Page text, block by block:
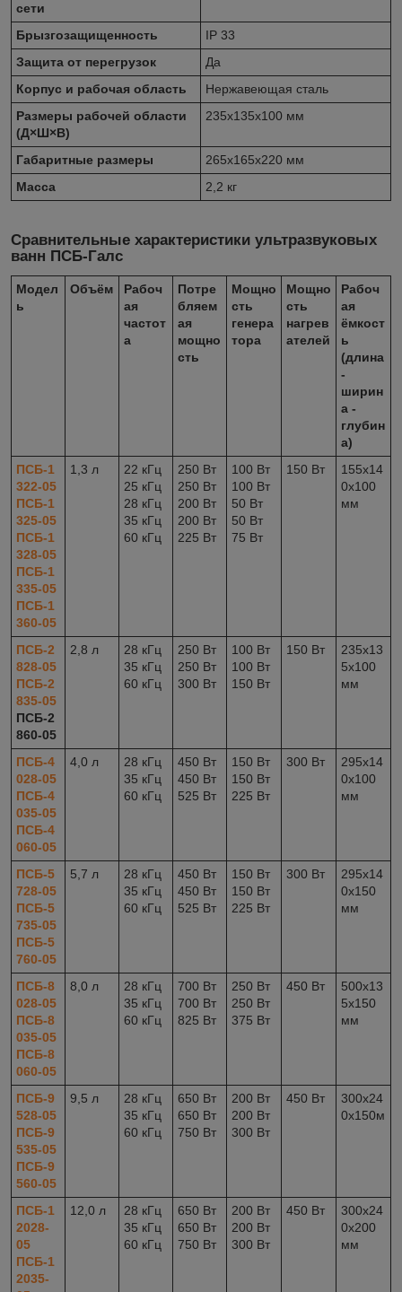
сети
Брызгозащищенность
IP 33
Защита от перегрузок
Да
Корпус и рабочая область
Нержавеющая сталь
Размеры рабочей области
(Д×Ш×В)
235x135x100 мм
Габаритные размеры
265x165x220 мм
Масса
2,2 кг
Сравнительные характеристики ультразвуковых
ванн ПСБ-Галс
Модел
ь
Объём
Рабоч
ая
частот
а
Потре
бляем
ая
мощно
сть
Мощно
сть
генера
тора
Мощно
сть
нагрев
ателей
Рабоч
ая
ёмкост
ь
(длина
-
ширин
а -
глубин
а)
ПСБ-1
322-05
ПСБ-1
325-05
ПСБ-1
328-05
ПСБ-1
335-05
ПСБ-1
360-05
1,3 л
22 кГц
25 кГц
28 кГц
35 кГц
60 кГц
250 Вт
250 Вт
200 Вт
200 Вт
225 Вт
100 Вт
100 Вт
50 Вт
50 Вт
75 Вт
150 Вт
155x14
0x100
мм
ПСБ-2
828-05
ПСБ-2
835-05
ПСБ-2
860-05
2,8 л
28 кГц
35 кГц
60 кГц
250 Вт
250 Вт
300 Вт
100 Вт
100 Вт
150 Вт
150 Вт
235x13
5x100
мм
ПСБ-4
028-05
ПСБ-4
035-05
ПСБ-4
060-05
4,0 л
28 кГц
35 кГц
60 кГц
450 Вт
450 Вт
525 Вт
150 Вт
150 Вт
225 Вт
300 Вт
295x14
0x100
мм
ПСБ-5
728-05
ПСБ-5
735-05
ПСБ-5
760-05
5,7 л
28 кГц
35 кГц
60 кГц
450 Вт
450 Вт
525 Вт
150 Вт
150 Вт
225 Вт
300 Вт
295x14
0x150
мм
ПСБ-8
028-05
ПСБ-8
035-05
ПСБ-8
060-05
8,0 л
28 кГц
35 кГц
60 кГц
700 Вт
700 Вт
825 Вт
250 Вт
250 Вт
375 Вт
450 Вт
500x13
5x150
мм
ПСБ-9
528-05
ПСБ-9
535-05
ПСБ-9
560-05
9,5 л
28 кГц
35 кГц
60 кГц
650 Вт
650 Вт
750 Вт
200 Вт
200 Вт
300 Вт
450 Вт
300x24
0x150м
ПСБ-1
2028-
05
ПСБ-1
2035-
12,0 л
28 кГц
35 кГц
60 кГц
650 Вт
650 Вт
750 Вт
200 Вт
200 Вт
300 Вт
450 Вт
300x24
0x200
мм